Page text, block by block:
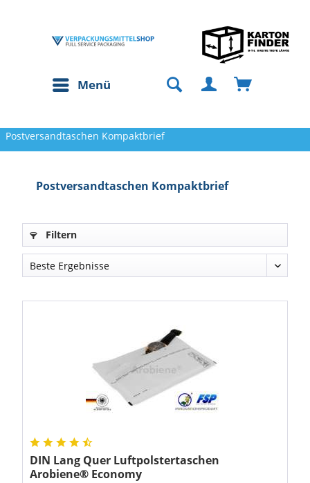
Menü
Postversandtaschen Kompaktbrief
Postversandtaschen Kompaktbrief
Filtern
DIN Lang Quer Luftpolstertaschen
Arobiene® Economy